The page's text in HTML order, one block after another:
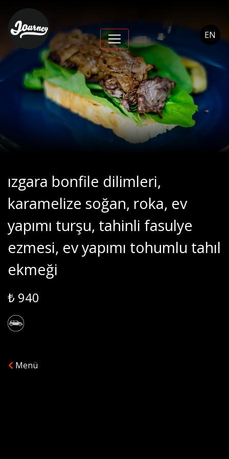
EN
ızgara bonfile dilimleri,
karamelize soğan,
roka, ev yapımı turşu,
tahinli fasulye ezmesi,
ev yapımı tohumlu
tahıl ekmeği - Journey
ızgara bonfile dilimleri,
karamelize soğan, roka, ev
yapımı turşu, tahinli fasulye
ezmesi, ev yapımı tohumlu tahıl
ekmeği
₺ 940
Menü